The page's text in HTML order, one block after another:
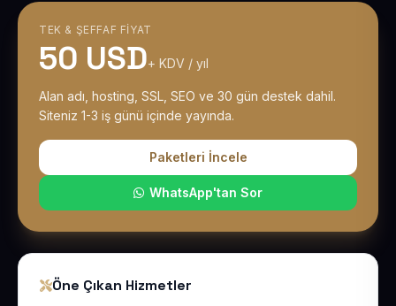
TEK & ŞEFFAF FIYAT
50 USD+ KDV / yıl
Alan adı, hosting, SSL, SEO ve 30 gün destek dahil.
Siteniz 1-3 iş günü içinde yayında.
Paketleri İncele
WhatsApp'tan Sor
Öne Çıkan Hizmetler